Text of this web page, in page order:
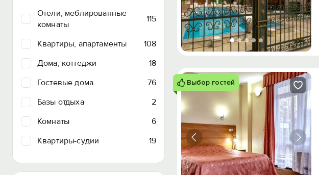
Отели, меблированные
комнаты
115
Квартиры, апартаменты
108
Дома, коттеджи
18
Гостевые дома
76
Базы отдыха
2
Комнаты
6
Квартиры-судии
19
Выбор гостей